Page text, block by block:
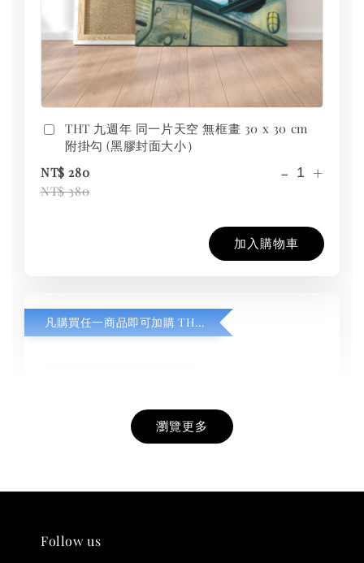
THT 九週年 同一片天空 無框畫 30 x 30 cm
附掛勾 (黑膠封面大小）
NT$ 280
NT$ 380
- +
加入購物車
凡購買任一商品即可加購 THT 九週年紀念 T-shirt
THT 九週年紀念 T-shirt
瀏覽更多
Follow us